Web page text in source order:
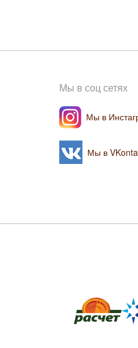
Мы в соц сетях
Мы в
Мы в